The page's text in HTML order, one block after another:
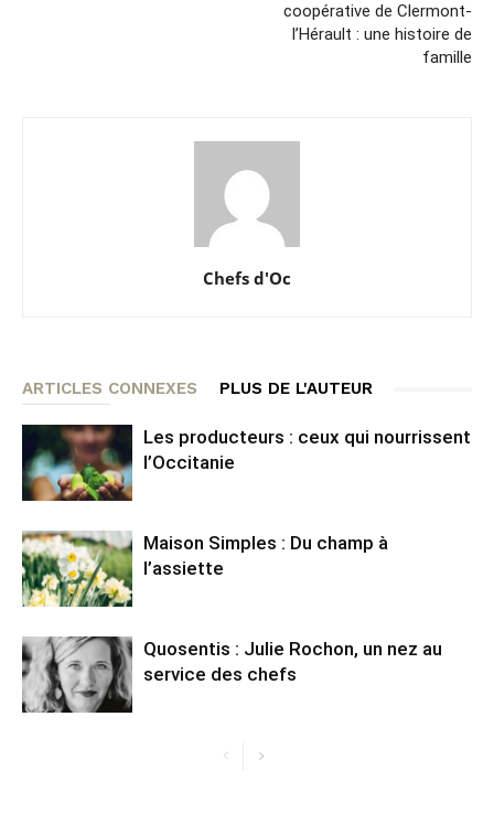
coopérative de Clermont-
l’Hérault : une histoire de
famille
Chefs d'Oc
ARTICLES CONNEXES PLUS DE L'AUTEUR
Les producteurs : ceux qui nourrissent
l’Occitanie
Maison Simples : Du champ à
l’assiette
Quosentis : Julie Rochon, un nez au
service des chefs